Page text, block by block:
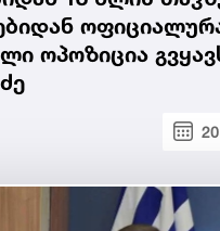
ოპოზიცია